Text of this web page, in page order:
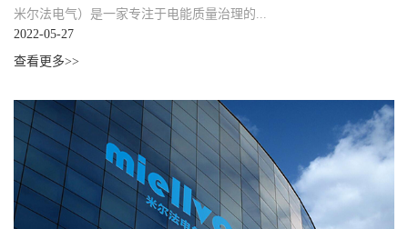
米尔法电气）是一家专注于电能质量治理的...
2022-05-27
查看更多>>